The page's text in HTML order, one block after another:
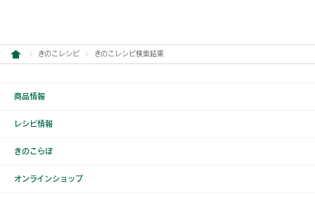
きのこレシピ きのこレシピ検索結果
商品情報
レシピ情報
きのこらぼ
オンラインショップ